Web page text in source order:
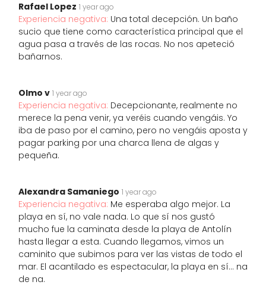
Rafael Lopez 1 year ago
Experiencia negativa: Una total decepción. Un baño
sucio que tiene como característica principal que el
agua pasa a través de las rocas. No nos apeteció
bañarnos.
Olmo v 1 year ago
Experiencia negativa: Decepcionante, realmente no
merece la pena venir, ya veréis cuando vengáis. Yo
iba de paso por el camino, pero no vengáis aposta y
pagar parking por una charca llena de algas y
pequeña.
Alexandra Samaniego 1 year ago
Experiencia negativa: Me esperaba algo mejor. La
playa en sí, no vale nada. Lo que sí nos gustó
mucho fue la caminata desde la playa de Antolín
hasta llegar a esta. Cuando llegamos, vimos un
caminito que subimos para ver las vistas de todo el
mar. El acantilado es espectacular, la playa en sí... na
de na.